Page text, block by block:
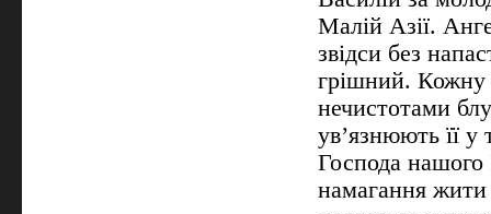
Малій Азії.
звідси без
грішний. Кожну
нечистотами
ув’язнюють її у
Господа
намагання жити